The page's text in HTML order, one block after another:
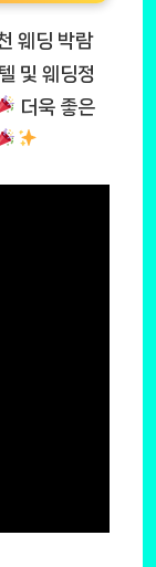
웨딩 박람
및 웨딩정
더욱 좋은